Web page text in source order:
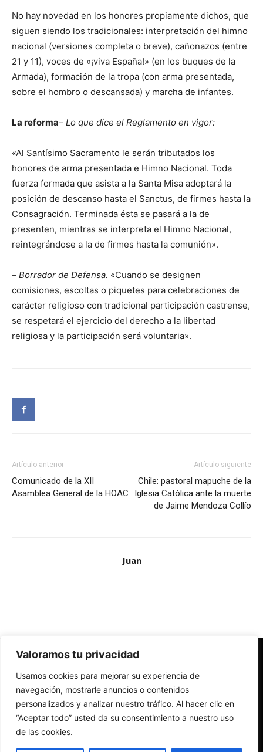
Valoramos tu privacidad
Usamos cookies para mejorar su experiencia de
navegación, mostrarle anuncios o contenidos
personalizados y analizar nuestro tráfico. Al hacer clic en
“Aceptar todo” usted da su consentimiento a nuestro uso
de las cookies.
No hay novedad en los honores propiamente dichos, que
siguen siendo los tradicionales: interpretación del himno
nacional (versiones completa o breve), cañonazos (entre
21 y 11), voces de «¡viva España!» (en los buques de la
Armada), formación de la tropa (con arma presentada,
sobre el hombro o descansada) y marcha de infantes.
La reforma– Lo que dice el Reglamento en vigor:
«Al Santísimo Sacramento le serán tributados los
honores de arma presentada e Himno Nacional. Toda
fuerza formada que asista a la Santa Misa adoptará la
posición de descanso hasta el Sanctus, de firmes hasta la
Consagración. Terminada ésta se pasará a la de
presenten, mientras se interpreta el Himno Nacional,
reintegrándose a la de firmes hasta la comunión».
– Borrador de Defensa. «Cuando se designen
comisiones, escoltas o piquetes para celebraciones de
carácter religioso con tradicional participación castrense,
se respetará el ejercicio del derecho a la libertad
religiosa y la participación será voluntaria».
Artículo anterior
Comunicado de la XII
Asamblea General de la HOAC
Artículo siguiente
Chile: pastoral mapuche de la
Iglesia Católica ante la muerte
de Jaime Mendoza Collío
Juan
Redes Cristianas
Una mirada alternativa sobre la Iglesia católica y la sociedad
- Colectivos de Redes Cristianas